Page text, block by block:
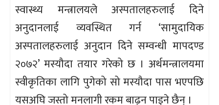
स्वास्थ्य मन्त्रालयले अस्पतालहरुलाई दिने
अनुदानलाई व्यवस्थित गर्न ‘सामुदायिक
अस्पतालहरुलाई अनुदान दिने सम्वन्धी मापदण्ड
२०७२’ मस्यौदा तयार गरेको छ । अर्थमन्त्रालयमा
स्वीकृतिका लागि पुगेको सो मस्यौदा पास भएपछि
यसअघि जस्तो मनलागी रकम बाढ्न पाइने छैन् ।